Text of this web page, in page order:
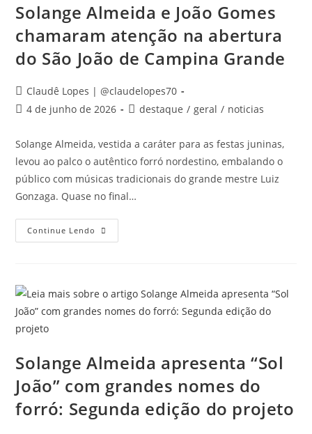
Solange Almeida e João Gomes
chamaram atenção na abertura
do São João de Campina Grande
Claudê Lopes | @claudelopes70
4 de junho de 2026
destaque / geral / noticias
Solange Almeida, vestida a caráter para as festas juninas,
levou ao palco o autêntico forró nordestino, embalando o
público com músicas tradicionais do grande mestre Luiz
Gonzaga. Quase no final…
Continue Lendo
Solange Almeida apresenta “Sol
João” com grandes nomes do
forró: Segunda edição do projeto